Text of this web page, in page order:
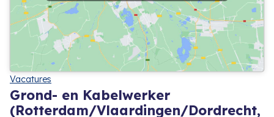
Vacatures
Grond- en Kabelwerker
(Rotterdam/Vlaardingen/Dordrecht,